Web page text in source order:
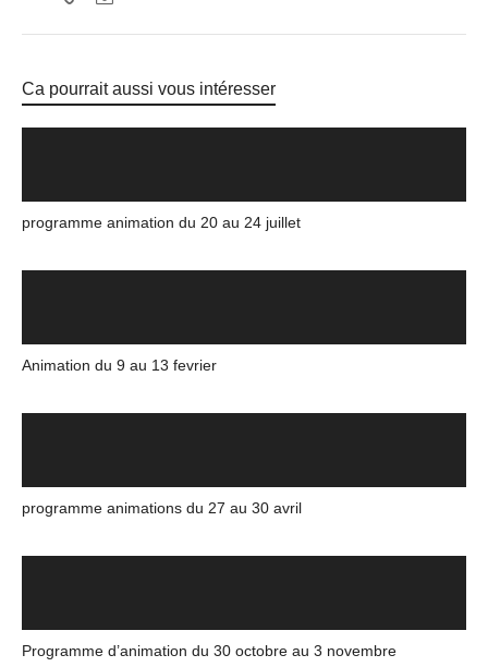
Ca pourrait aussi vous intéresser
programme animation du 20 au 24 juillet
Animation du 9 au 13 fevrier
programme animations du 27 au 30 avril
Programme d’animation du 30 octobre au 3 novembre